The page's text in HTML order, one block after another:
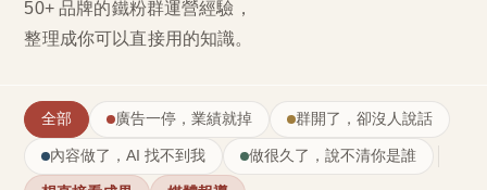
50+ 品牌的鐵粉群運營經驗，
整理成你可以直接用的知識。
全部 廣告一停，業績就掉 群開了，卻沒人說話
內容做了，AI 找不到我 做很久了，說不清你是誰